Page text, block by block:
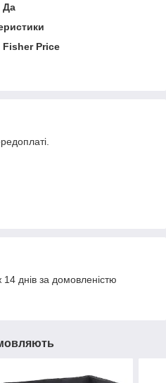
Да
Fisher Price
днів за домовленістю